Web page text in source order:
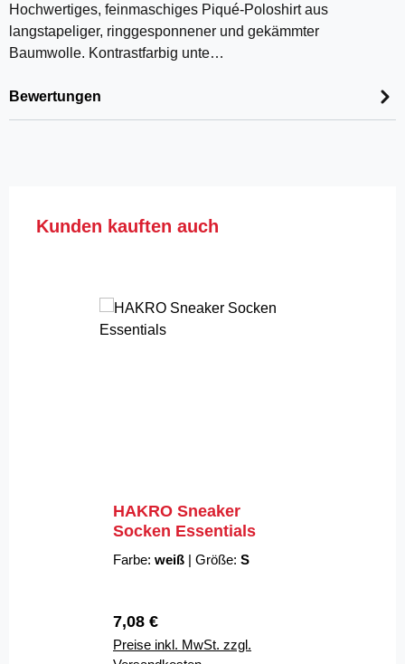
Hochwertiges, feinmaschiges Piqué-Poloshirt aus
langstapeliger, ringgesponnener und gekämmter
Baumwolle. Kontrastfarbig unte…
Bewertungen
Produktgalerie überspringen
Kunden kauften auch
HAKRO Sneaker
Socken Essentials
Farbe: weiß | Größe: S
Regulärer Preis:
7,08 €
Preise inkl. MwSt. zzgl.